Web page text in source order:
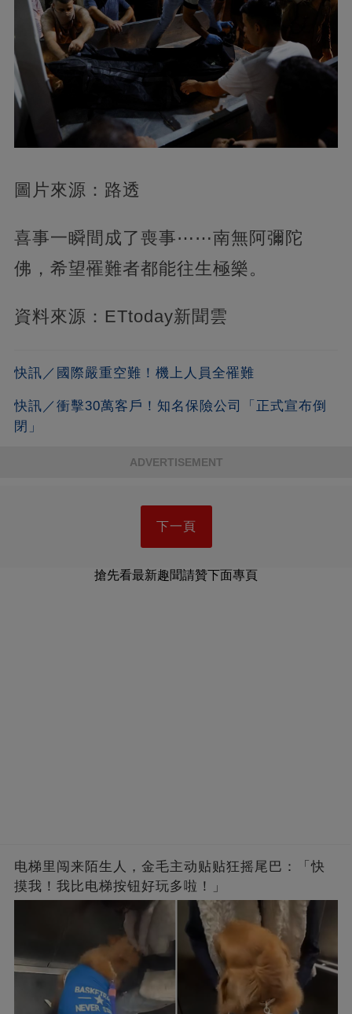
圖片來源：路透
喜事一瞬間成了喪事⋯⋯南無阿彌陀
佛，希望罹難者都能往生極樂。
資料來源：ETtoday新聞雲
快訊／國際嚴重空難！機上人員全罹難
快訊／衝擊30萬客戶！知名保險公司「正式宣布倒
閉」
ADVERTISEMENT
下一頁
搶先看最新趣聞請贊下面專頁
电梯里闯来陌生人，金毛主动贴贴狂摇尾巴：「快
摸我！我比电梯按钮好玩多啦！」